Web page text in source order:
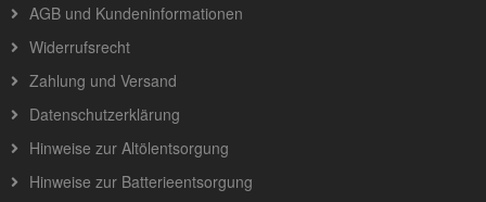
AGB und Kundeninformationen
Widerrufsrecht
Zahlung und Versand
Datenschutzerklärung
Hinweise zur Altölentsorgung
Hinweise zur Batterieentsorgung